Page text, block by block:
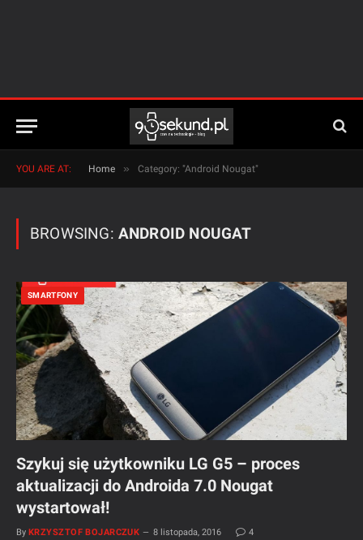
YOU ARE AT: Home » Category: "Android Nougat"
BROWSING: ANDROID NOUGAT
SMARTFONY
Szykuj się użytkowniku LG G5 – proces
aktualizacji do Androida 7.0 Nougat
wystartował!
By KRZYSZTOF BOJARCZUK 8 listopada, 2016 4